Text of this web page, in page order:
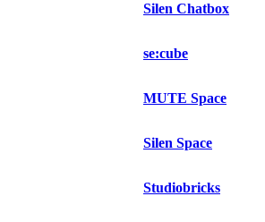
Silen Chatbox
se:cube
MUTE Space
Silen Space
Studiobricks